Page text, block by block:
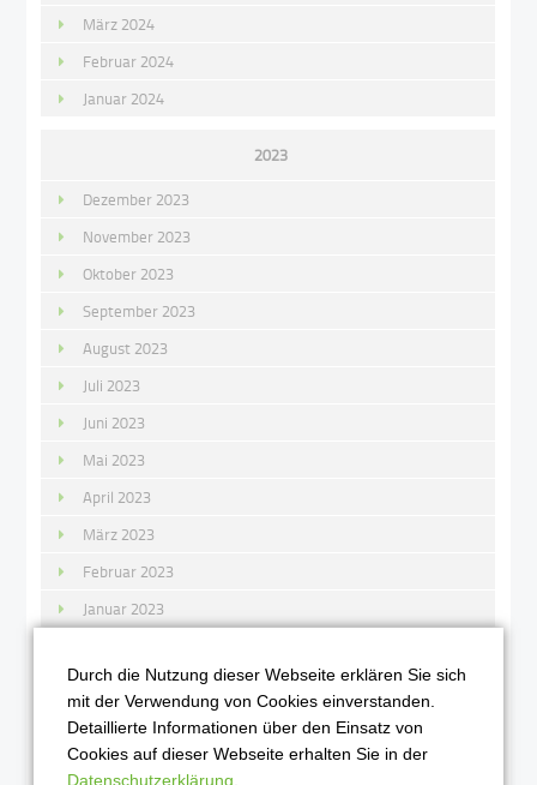
März 2024
Februar 2024
Januar 2024
2023
Dezember 2023
November 2023
Oktober 2023
September 2023
August 2023
Juli 2023
Juni 2023
Mai 2023
April 2023
März 2023
Februar 2023
Januar 2023
2022
Dezember 2022
November 2022
Durch die Nutzung dieser Webseite erklären Sie sich
mit der Verwendung von Cookies einverstanden.
Detaillierte Informationen über den Einsatz von
Cookies auf dieser Webseite erhalten Sie in der
Datenschutzerklärung